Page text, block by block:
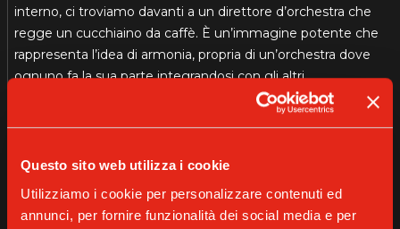
Questo sito web utilizza i cookie
Utilizziamo i cookie per personalizzare contenuti ed
annunci, per fornire funzionalità dei social media e per
interno, ci troviamo davanti a un direttore d’orchestra che
regge un cucchiaino da caffè. È un’immagine potente che
rappresenta l’idea di armonia, propria di un’orchestra dove
ognuno fa la sua parte integrandosi con gli altri.
Il direttore sta su una tazzina, a simboleggiare l’essenza
stessa del caffè, mentre di fronte a lui sono esposte le
Ogni macchina è un musicista di questa orchestra con il
suo ruolo specifico, pronta a contribuire alla creazione della